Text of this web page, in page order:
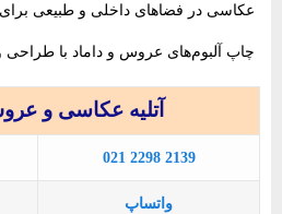
عکاسی در فضاهای داخلی و طبیعی برای
چاپ آلبوم‌های عروس و داماد با طراحی
آتلیه عکاسی و
021 2298 2139
واتساپ